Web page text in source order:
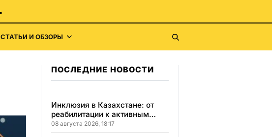
СТАТЬИ И ОБЗОРЫ
ПОСЛЕДНИЕ НОВОСТИ
Инклюзия в Казахстане: от
реабилитации к активным
победам и самостоятельности
08 августа 2026, 18:17